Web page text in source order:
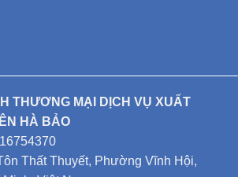
THƯƠNG MẠI DỊCH VỤ XUẤT
HÀ BẢO
Thất Thuyết, Phường Vĩnh Hội,